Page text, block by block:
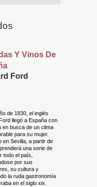
Y Vinos De
Ford
de 1830, el inglés
llegó a España con
en busca de un clima
para su mujer.
en Sevilla, a partir de
una serie de
todo el país,
por sus
su cultura y
la ruda gastronomía
en el siglo xix.